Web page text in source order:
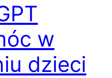
w
dzieci